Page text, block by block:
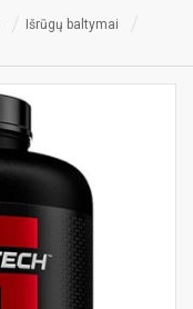
Išrūgų baltymai